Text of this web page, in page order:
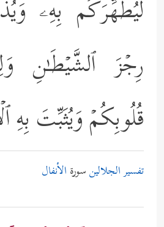
لِّیُطَهِّرَكُم بِهِۦ
رِجۡزَ ٱلشَّیۡطَـٰنِ
قُلُوبِكُمۡ وَیُثَبِّتَ بِهِ
تفسير الجلالينسورة الأنفال